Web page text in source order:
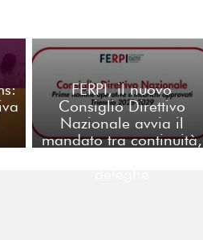
FERPI, il nuovo
Consiglio Direttivo
Nazionale avvia il
mandato tra continuità,